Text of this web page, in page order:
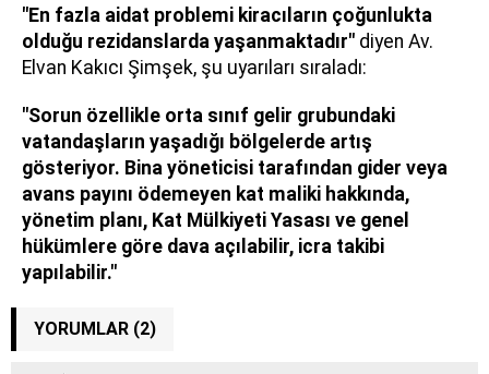
"En fazla aidat problemi kiracıların çoğunlukta
olduğu rezidanslarda yaşanmaktadır" diyen Av.
Elvan Kakıcı Şimşek, şu uyarıları sıraladı:
"Sorun özellikle orta sınıf gelir grubundaki
vatandaşların yaşadığı bölgelerde artış
gösteriyor. Bina yöneticisi tarafından gider veya
avans payını ödemeyen kat maliki hakkında,
yönetim planı, Kat Mülkiyeti Yasası ve genel
hükümlere göre dava açılabilir, icra takibi
yapılabilir."
YORUMLAR (2)